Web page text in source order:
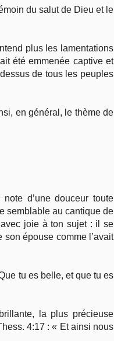
du salut de Dieu et le
plus les lamentations
été emmenée captive et
de tous les peuples
en général, le thème de
d’une douceur toute
semblable au cantique de
joie à ton sujet : il se
son épouse comme l’avait
tu es belle, et que tu es
la plus précieuse
4:17 : « Et ainsi nous